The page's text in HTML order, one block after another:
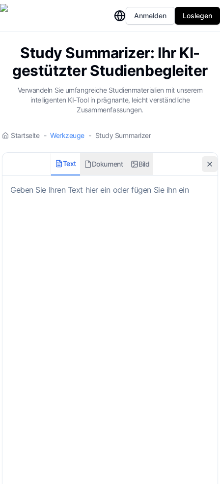
Anmelden Loslegen
Study Summarizer: Ihr KI-
gestützter Studienbegleiter
Verwandeln Sie umfangreiche Studienmaterialien mit unserem
intelligenten KI-Tool in prägnante, leicht verständliche
Zusammenfassungen.
Startseite - Werkzeuge - Study Summarizer
Text Dokument Bild